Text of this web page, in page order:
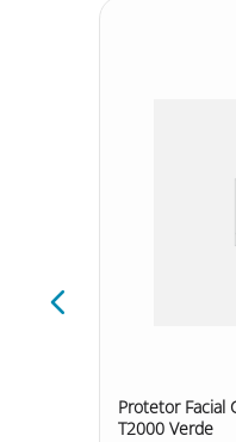
Protetor Facial
T2000 Verde